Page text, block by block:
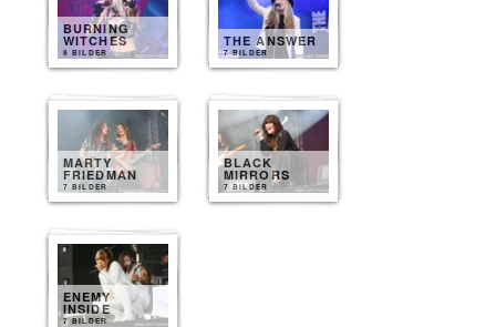
BURNING
WITCHES
8 BILDER
THE ANSWER
7 BILDER
MARTY
FRIEDMAN
7 BILDER
BLACK
MIRRORS
7 BILDER
ENEMY
INSIDE
7 BILDER